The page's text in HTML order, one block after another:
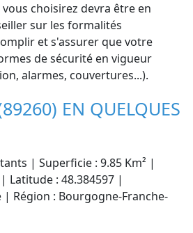
choisirez devra être en
sur les formalités
et s'assurer que votre
de sécurité en vigueur
alarmes, couvertures...).
EN QUELQUES
| Superficie : 9.85 Km² |
Latitude : 48.384597 |
| Région : Bourgogne-Franche-